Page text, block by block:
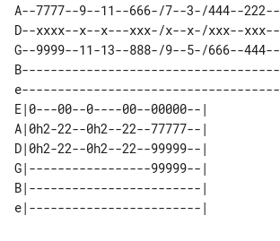
A--7777--9--11--666-/7--3-/444--222--
D--xxxx--x--x---xxx-/x--x-/xxx--xxx--
G--9999--11-13--888-/9--5-/666--444--
B------------------------------------
e------------------------------------
E|0---00--0----00--00000--|
A|0h2-22--0h2--22--77777--|
D|0h2-22--0h2--22--99999--|
G|-----------------99999--|
B|------------------------|